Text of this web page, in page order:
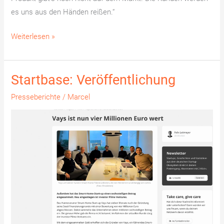
es uns aus den Händen reißen.“
Weiterlesen »
Startbase: Veröffentlichung
Presseberichte / Marcel
Startbase: